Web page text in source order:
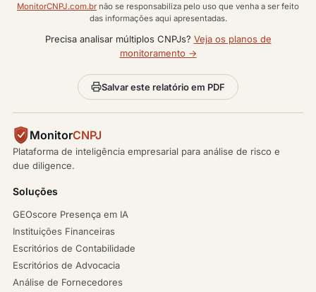
MonitorCNPJ.com.br não se responsabiliza pelo uso que venha a ser feito
das informações aqui apresentadas.
Precisa analisar múltiplos CNPJs? Veja os planos de
monitoramento →
Salvar este relatório em PDF
MonitorCNPJ
Plataforma de inteligência empresarial para análise de risco e
due diligence.
Soluções
GEOscore Presença em IA
Instituições Financeiras
Escritórios de Contabilidade
Escritórios de Advocacia
Análise de Fornecedores